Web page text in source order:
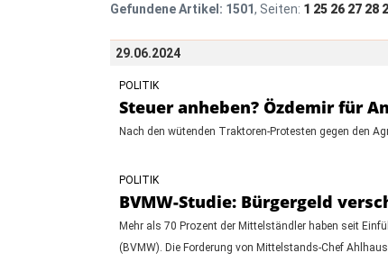
Gefundene Artikel: 1501, Seiten: 1 25 26 27 28
29.06.2024
POLITIK
Steuer anheben? Özdemir für
Nach den wütenden Traktoren-Protesten gegen den
POLITIK
BVMW-Studie: Bürgergeld
Mehr als 70 Prozent der Mittelständler haben seit
(BVMW). Die Forderung von Mittelstands-Chef